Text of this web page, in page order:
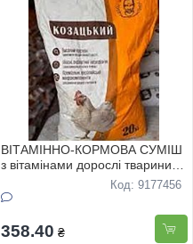
ВIТАМIННО-КОРМОВА СУМIШ
з вiтамiнами дорослi тварини
Код: 9177456
358.40 ₴